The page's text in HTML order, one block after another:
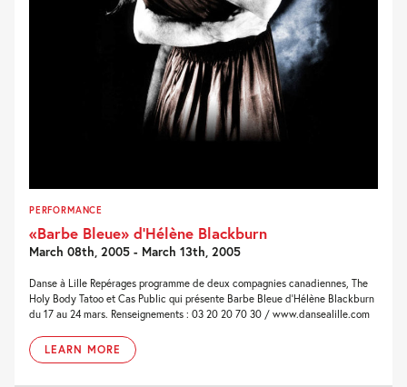
PERFORMANCE
«Barbe Bleue» d’Hélène Blackburn
March 08th, 2005 - March 13th, 2005
Danse à Lille Repérages programme de deux compagnies canadiennes, The
Holy Body Tatoo et Cas Public qui présente Barbe Bleue d’Hélène Blackburn
du 17 au 24 mars. Renseignements : 03 20 20 70 30 / www.dansealille.com
LEARN MORE